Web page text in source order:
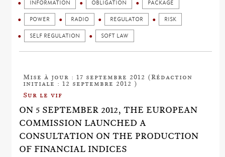
INFORMATION OBLIGATION PACKAGE
POWER RADIO REGULATOR RISK
SELF REGULATION SOFT LAW
Mise à jour : 17 septembre 2012 (Rédaction
initiale : 12 septembre 2012 )
Sur le vif
ON 5 SEPTEMBER 2012, THE EUROPEAN
COMMISSION LAUNCHED A
CONSULTATION ON THE PRODUCTION
OF FINANCIAL INDICES